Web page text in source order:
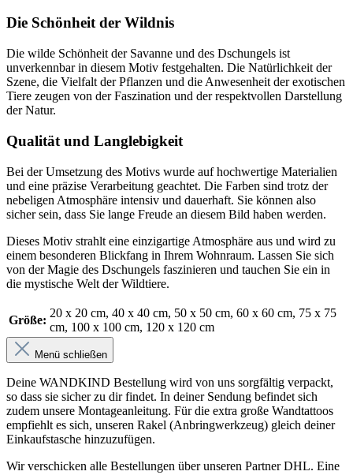
Die Schönheit der Wildnis
Die wilde Schönheit der Savanne und des Dschungels ist
unverkennbar in diesem Motiv festgehalten. Die Natürlichkeit der
Szene, die Vielfalt der Pflanzen und die Anwesenheit der exotischen
Tiere zeugen von der Faszination und der respektvollen Darstellung
der Natur.
Qualität und Langlebigkeit
Bei der Umsetzung des Motivs wurde auf hochwertige Materialien
und eine präzise Verarbeitung geachtet. Die Farben sind trotz der
nebeligen Atmosphäre intensiv und dauerhaft. Sie können also
sicher sein, dass Sie lange Freude an diesem Bild haben werden.
Dieses Motiv strahlt eine einzigartige Atmosphäre aus und wird zu
einem besonderen Blickfang in Ihrem Wohnraum. Lassen Sie sich
von der Magie des Dschungels faszinieren und tauchen Sie ein in
die mystische Welt der Wildtiere.
Größe:
20 x 20 cm, 40 x 40 cm, 50 x 50 cm, 60 x 60 cm, 75 x 75
cm, 100 x 100 cm, 120 x 120 cm
Menü schließen
Deine WANDKIND Bestellung wird von uns sorgfältig verpackt,
so dass sie sicher zu dir findet. In deiner Sendung befindet sich
zudem unsere Montageanleitung. Für die extra große Wandtattoos
empfiehlt es sich, unseren Rakel (Anbringwerkzeug) gleich deiner
Einkaufstasche hinzuzufügen.
Wir verschicken alle Bestellungen über unseren Partner DHL. Eine